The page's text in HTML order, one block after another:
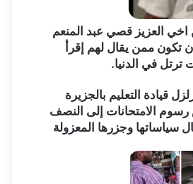
اخي العزيز قصي عبد المنعم
تكون ممن يقال لهم إقرأ
ترتل في الدنيا.
قيادة التعليم بالجزيرة
الامتحانات إلى النصف
سياساتها وجزرها المعزولة